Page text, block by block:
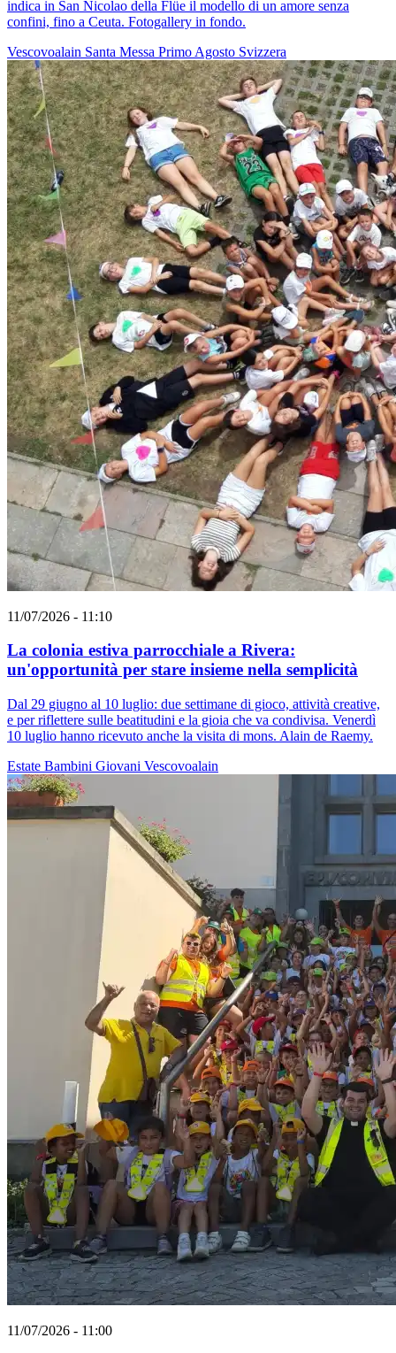
indica in San Nicolao della Flüe il modello di un amore senza
confini, fino a Ceuta. Fotogallery in fondo.
Vescovoalain Santa Messa Primo Agosto Svizzera
11/07/2026 - 11:10
La colonia estiva parrocchiale a Rivera:
un'opportunità per stare insieme nella semplicità
Dal 29 giugno al 10 luglio: due settimane di gioco, attività creative,
e per riflettere sulle beatitudini e la gioia che va condivisa. Venerdì
10 luglio hanno ricevuto anche la visita di mons. Alain de Raemy.
Estate Bambini Giovani Vescovoalain
11/07/2026 - 11:00